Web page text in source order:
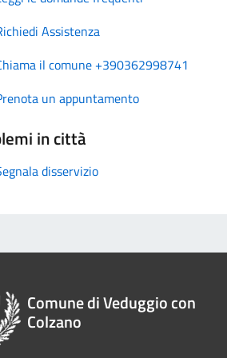
Assistenza
il comune +390362998741
un appuntamento
in città
disservizio
Comune di Veduggio con
Colzano